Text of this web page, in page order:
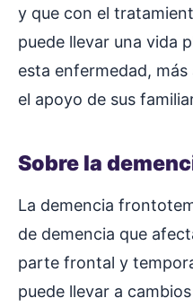
y que con el
puede llevar una vida
esta enfermedad,
el apoyo de sus
Sobre la
La demencia
de demencia que
parte frontal y
puede llevar a